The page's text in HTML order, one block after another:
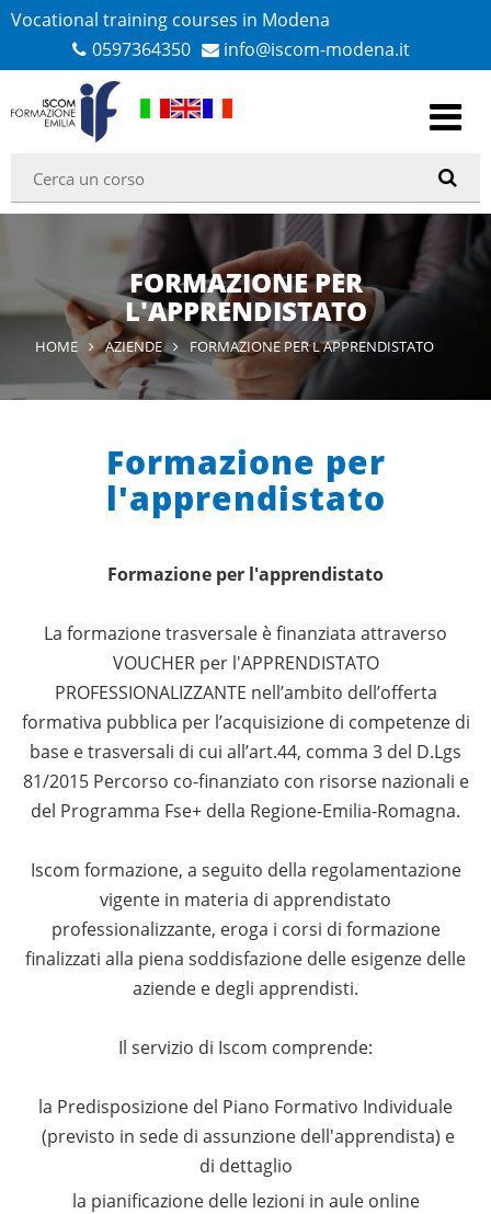
Vocational training courses in Modena
0597364350
info@iscom-modena.it
FORMAZIONE PER
L'APPRENDISTATO
HOME AZIENDE FORMAZIONE PER L APPRENDISTATO
Formazione per
l'apprendistato
Formazione per l'apprendistato
La formazione trasversale è finanziata attraverso
VOUCHER per l'APPRENDISTATO
PROFESSIONALIZZANTE nell’ambito dell’offerta
formativa pubblica per l’acquisizione di competenze di
base e trasversali di cui all’art.44, comma 3 del D.Lgs
81/2015 Percorso co-finanziato con risorse nazionali e
del Programma Fse+ della Regione-Emilia-Romagna.
Iscom formazione, a seguito della regolamentazione
vigente in materia di apprendistato
professionalizzante, eroga i corsi di formazione
finalizzati alla piena soddisfazione delle esigenze delle
aziende e degli apprendisti.
Il servizio di Iscom comprende:
la Predisposizione del Piano Formativo Individuale
(previsto in sede di assunzione dell'apprendista) e
di dettaglio
la pianificazione delle lezioni in aule online